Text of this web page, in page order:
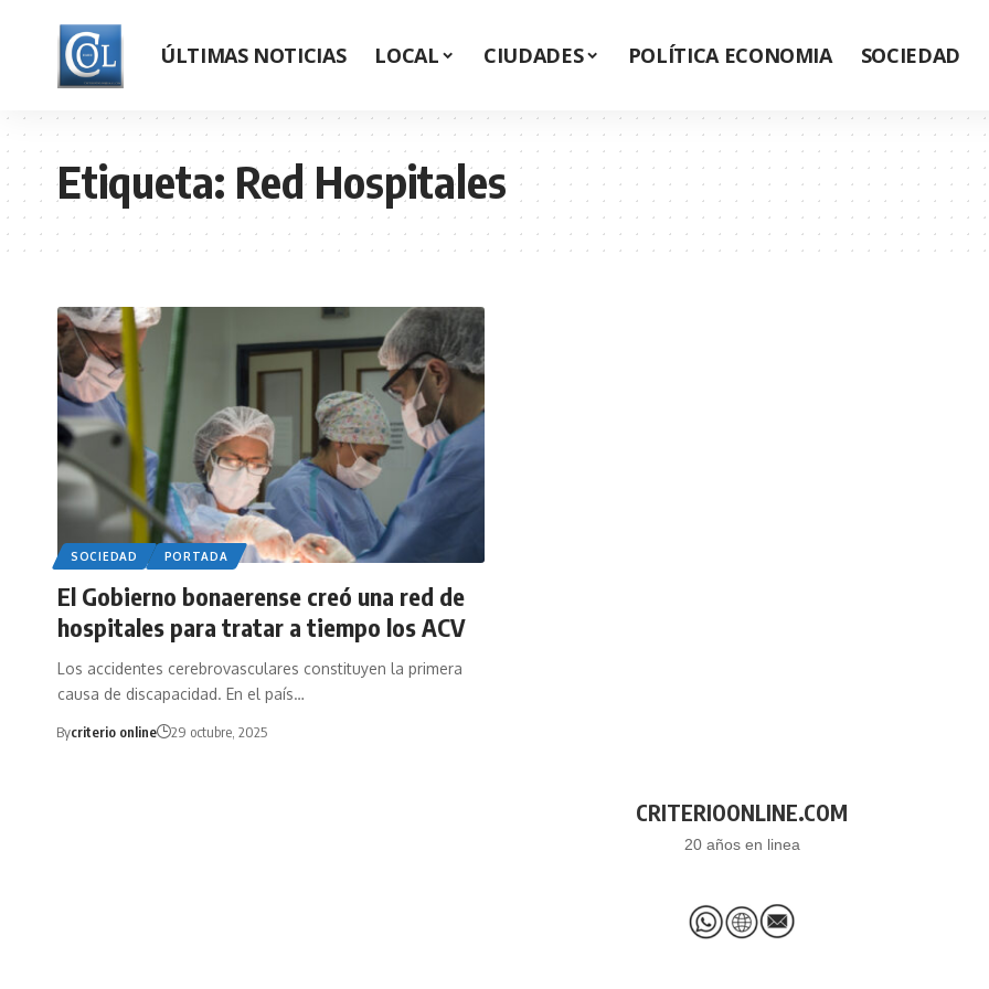
ÚLTIMAS NOTICIAS LOCAL CIUDADES POLÍTICA ECONOMIA SOCIEDAD
Etiqueta: Red Hospitales
SOCIEDAD PORTADA
El Gobierno bonaerense creó una red de
hospitales para tratar a tiempo los ACV
Los accidentes cerebrovasculares constituyen la primera
causa de discapacidad. En el país…
Bycriterio online 29 octubre, 2025
CRITERIOONLINE.COM
20 años en linea